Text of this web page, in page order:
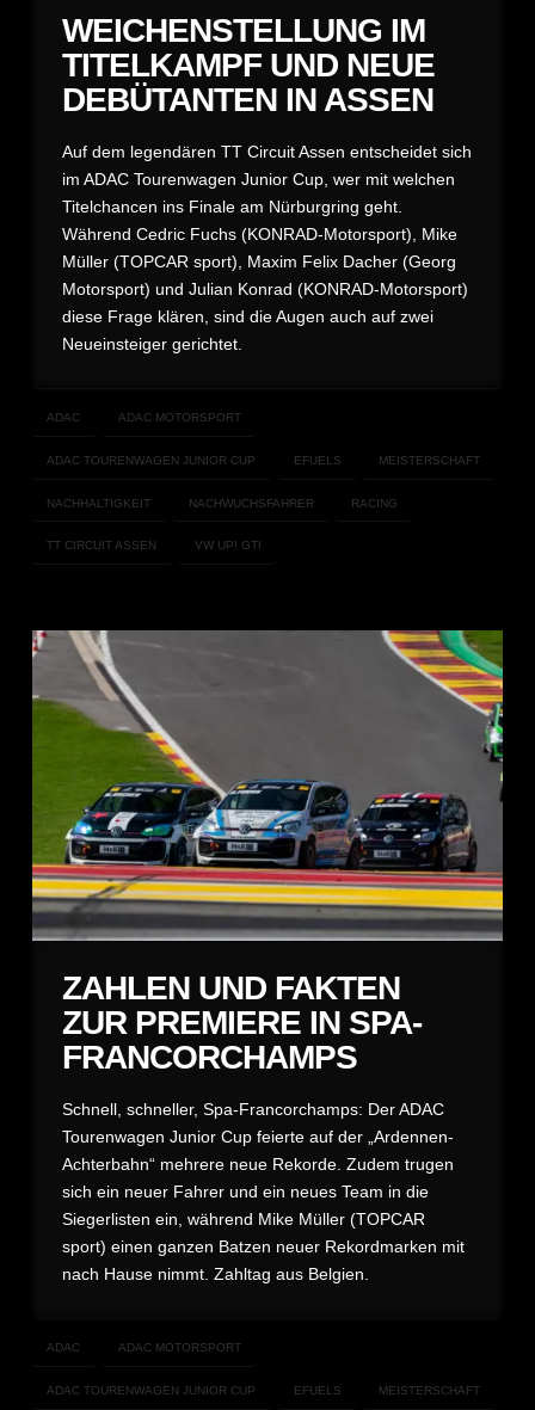
WEICHENSTELLUNG IM
TITELKAMPF UND NEUE
DEBÜTANTEN IN ASSEN
Auf dem legendären TT Circuit Assen entscheidet sich
im ADAC Tourenwagen Junior Cup, wer mit welchen
Titelchancen ins Finale am Nürburgring geht.
Während Cedric Fuchs (KONRAD-Motorsport), Mike
Müller (TOPCAR sport), Maxim Felix Dacher (Georg
Motorsport) und Julian Konrad (KONRAD-Motorsport)
diese Frage klären, sind die Augen auch auf zwei
Neueinsteiger gerichtet.
ADAC ADAC MOTORSPORT
ADAC TOURENWAGEN JUNIOR CUP EFUELS MEISTERSCHAFT
NACHHALTIGKEIT NACHWUCHSFAHRER RACING
TT CIRCUIT ASSEN VW UP! GTI
ZAHLEN UND FAKTEN
ZUR PREMIERE IN SPA-
FRANCORCHAMPS
Schnell, schneller, Spa-Francorchamps: Der ADAC
Tourenwagen Junior Cup feierte auf der „Ardennen-
Achterbahn“ mehrere neue Rekorde. Zudem trugen
sich ein neuer Fahrer und ein neues Team in die
Siegerlisten ein, während Mike Müller (TOPCAR
sport) einen ganzen Batzen neuer Rekordmarken mit
nach Hause nimmt. Zahltag aus Belgien.
ADAC ADAC MOTORSPORT
ADAC TOURENWAGEN JUNIOR CUP EFUELS MEISTERSCHAFT